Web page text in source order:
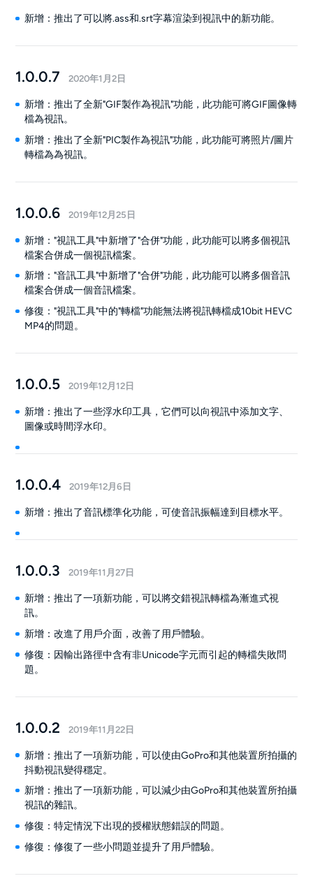
新增：推出了可以將.ass和.srt字幕渲染到視訊中的新功能。
1.0.0.7 2020年1月2日
新增：推出了全新"GIF製作為視訊"功能，此功能可將GIF圖像轉
檔為視訊。
新增：推出了全新"PIC製作為視訊"功能，此功能可將照片/圖片
轉檔為為視訊。
1.0.0.6 2019年12月25日
新增："視訊工具"中新增了"合併"功能，此功能可以將多個視訊
檔案合併成一個視訊檔案。
新增："音訊工具"中新增了"合併"功能，此功能可以將多個音訊
檔案合併成一個音訊檔案。
修復："視訊工具"中的"轉檔"功能無法將視訊轉檔成10bit HEVC
MP4的問題。
1.0.0.5 2019年12月12日
新增：推出了一些浮水印工具，它們可以向視訊中添加文字、
圖像或時間浮水印。
1.0.0.4 2019年12月6日
新增：推出了音訊標準化功能，可使音訊振幅達到目標水平。
1.0.0.3 2019年11月27日
新增：推出了一項新功能，可以將交錯視訊轉檔為漸進式視
訊。
新增：改進了用戶介面，改善了用戶體驗。
修復：因輸出路徑中含有非Unicode字元而引起的轉檔失敗問
題。
1.0.0.2 2019年11月22日
新增：推出了一項新功能，可以使由GoPro和其他裝置所拍攝的
抖動視訊變得穩定。
新增：推出了一項新功能，可以減少由GoPro和其他裝置所拍攝
視訊的雜訊。
修復：特定情況下出現的授權狀態錯誤的問題。
修復：修復了一些小問題並提升了用戶體驗。